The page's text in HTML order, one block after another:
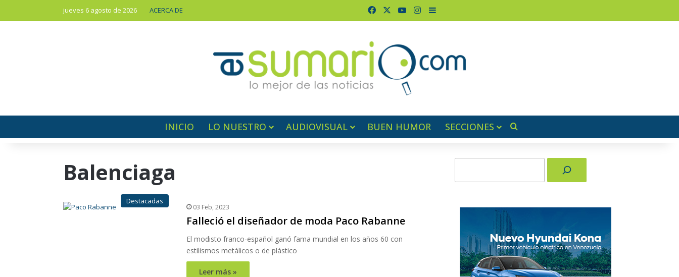
jueves 6 agosto de 2026 ACERCA DE FacebookYouTubeInstagram
Barra lateral
INICIO LO NUESTRO AUDIOVISUAL BUEN HUMOR SECCIONES
Balenciaga
Destacadas
03 Feb, 2023
Falleció el diseñador de moda Paco Rabanne
El modisto franco-español ganó fama mundial en los años 60 con
estilismos metálicos o de plástico
Leer más »